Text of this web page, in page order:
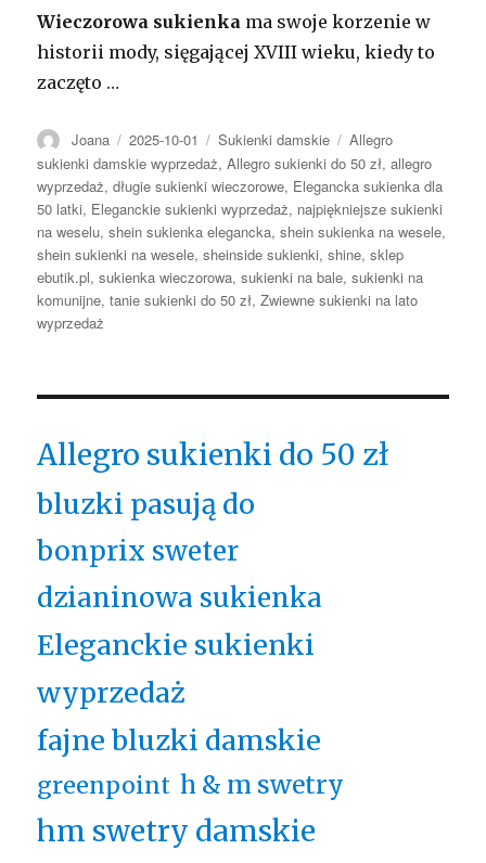
Wieczorowa sukienka ma swoje korzenie w
historii mody, sięgającej XVIII wieku, kiedy to
zaczęto …
Autor
Joana Opublikowano
2025-10-01 Kategorie
Sukienki damskie Tagi
Allegro
sukienki damskie wyprzedaż,Allegro sukienki do 50 zł,allegro
wyprzedaż,długie sukienki wieczorowe, Elegancka sukienka dla
50 latki, Eleganckie sukienki wyprzedaż, najpiękniejsze sukienki
na weselu,shein sukienka elegancka,shein sukienka na wesele,
shein sukienki na wesele,sheinside sukienki,shine,sklep
ebutik.pl,sukienka wieczorowa,sukienki na bale,sukienki na
komunijne,tanie sukienki do 50 zł,Zwiewne sukienki na lato
wyprzedaż
Allegro sukienki do 50 zł
bluzki pasują do
bonprix sweter
dzianinowa sukienka
Eleganckie sukienki
wyprzedaż
fajne bluzki damskie
greenpoint h & m swetry
hm swetry damskie